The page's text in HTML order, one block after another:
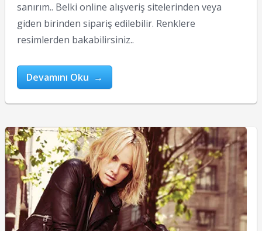
sanırım.. Belki online alışveriş sitelerinden veya
giden birinden sipariş edilebilir. Renklere
resimlerden bakabilirsiniz..
Devamını Oku →